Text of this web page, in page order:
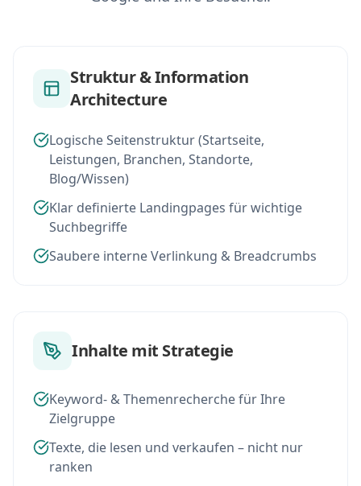
Struktur & Information
Architecture
Logische Seitenstruktur (Startseite,
Leistungen, Branchen, Standorte,
Blog/Wissen)
Klar definierte Landingpages für wichtige
Suchbegriffe
Saubere interne Verlinkung & Breadcrumbs
Inhalte mit Strategie
Keyword- & Themenrecherche für Ihre
Zielgruppe
Texte, die lesen und verkaufen – nicht nur
ranken